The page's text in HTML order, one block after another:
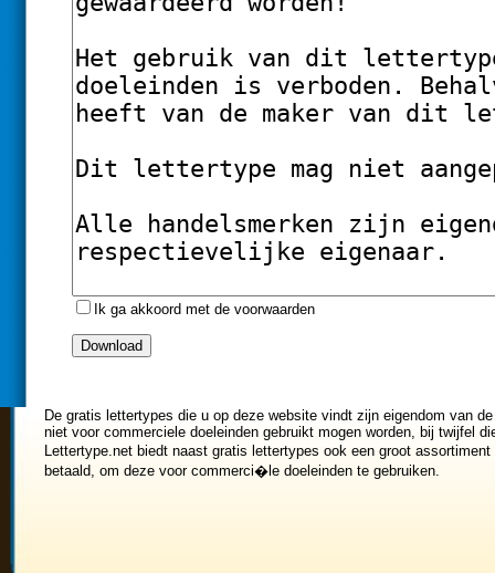
Ik ga akkoord met de voorwaarden
De gratis lettertypes die u op deze website vindt zijn eigendom van
niet voor commerciele doeleinden gebruikt mogen worden, bij twijfel
Lettertype.net biedt naast gratis lettertypes ook een groot
betaald, om deze voor commerci�le doeleinden te gebruiken.